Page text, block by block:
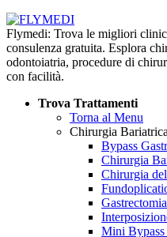
Flymedi: Trova le migliori
consulenza gratuita. Esplora
odontoiatria, procedure di
con facilità.
Trova Trattamenti
Torna al Menu
Chirurgia Bariatrica
Bypass
Chirurgia
Chirurgia
Mini Bypass